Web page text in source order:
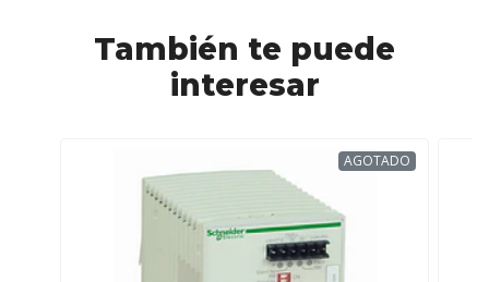
También te puede
interesar
AGOTADO